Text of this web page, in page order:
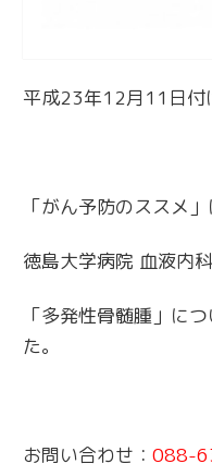
平成23年12月11日付
「がん予防のススメ」
徳島大学病院 血液内
「多発性骨髄腫」に
た。
お問い合わせ： 088-